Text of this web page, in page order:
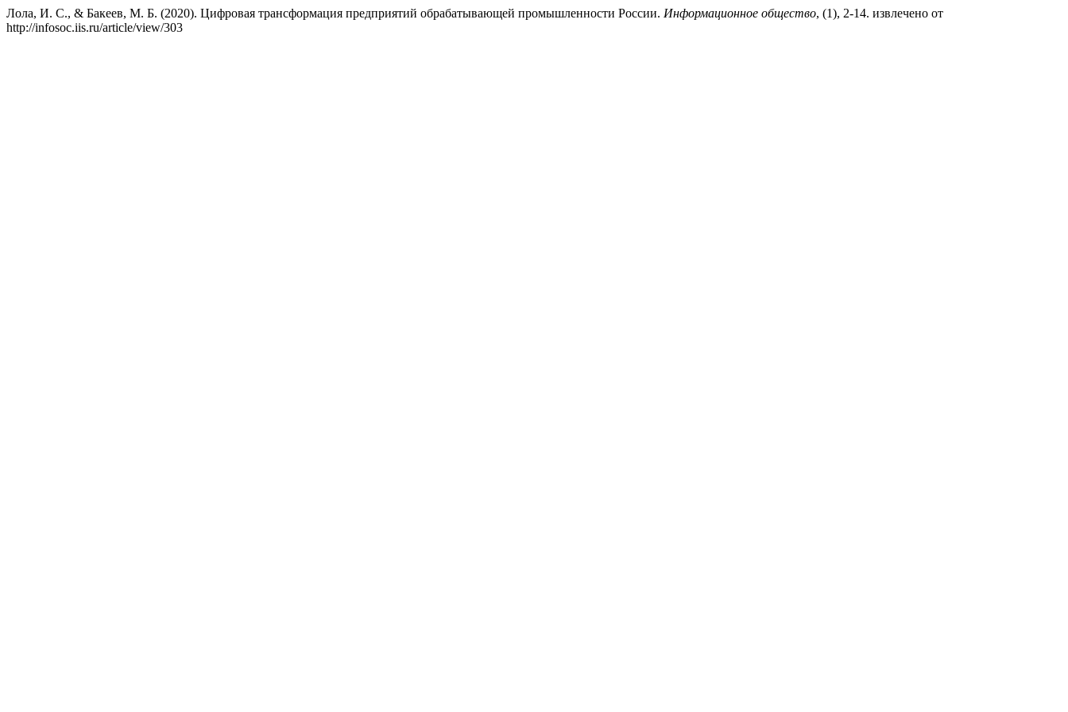
Лола, И. С., & Бакеев, М. Б. (2020). Цифровая трансформация предприятий обрабатывающей промышленности России. Информационное общество, (1), 2-14. извлечено от
http://infosoc.iis.ru/article/view/303